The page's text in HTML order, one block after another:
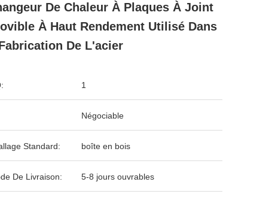
De Chaleur À Plaques À Joint
À Haut Rendement Utilisé Dans
De L'acier
1
Négociable
Standard: boîte en bois
De Livraison: 5-8 jours ouvrables